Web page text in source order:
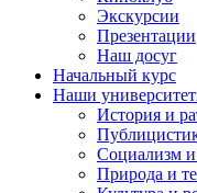
Экскурсии
Презентации
Наш досуг
Начальный курс
Наши
История и
Социализм
Природа и